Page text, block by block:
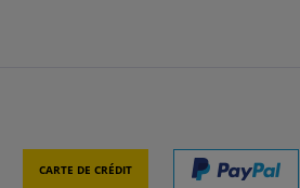
Carte de crédit